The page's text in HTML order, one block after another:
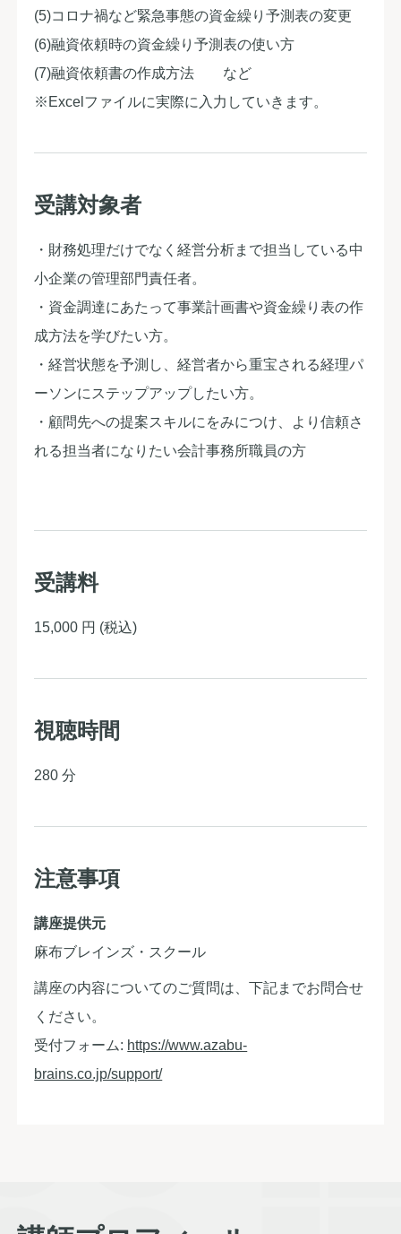
(5)コロナ禍など緊急事態の資金繰り予測表の変更
(6)融資依頼時の資金繰り予測表の使い方
(7)融資依頼書の作成方法 など
※Excelファイルに実際に入力していきます。
受講対象者
・財務処理だけでなく経営分析まで担当している中
小企業の管理部門責任者。
・資金調達にあたって事業計画書や資金繰り表の作
成方法を学びたい方。
・経営状態を予測し、経営者から重宝される経理パ
ーソンにステップアップしたい方。
・顧問先への提案スキルにをみにつけ、より信頼さ
れる担当者になりたい会計事務所職員の方
受講料
15,000 円 (税込)
視聴時間
280 分
注意事項
講座提供元
麻布ブレインズ・スクール
講座の内容についてのご質問は、下記までお問合せ
ください。
受付フォーム: https://www.azabu-
brains.co.jp/support/